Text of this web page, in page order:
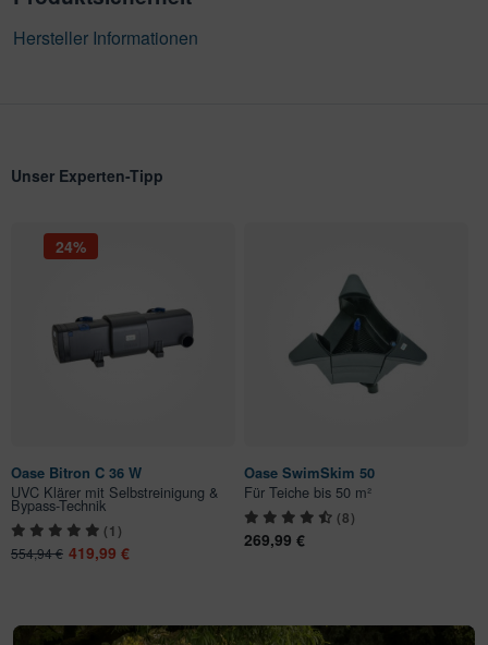
Hersteller Informationen
Unser Experten-Tipp
Oase Bitron C 36 W
UVC Klärer mit Selbstreinigung &
Bypass-Technik
(1)
554,94 € 419,99 €
24%
Oase SwimSkim 50
Für Teiche bis 50 m²
(8)
269,99 €